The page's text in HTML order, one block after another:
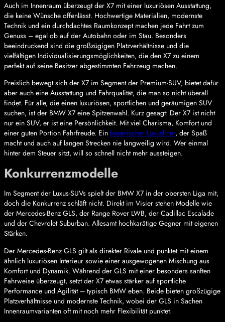
Auch im Innenraum überzeugt der X7 mit einer luxuriösen Ausstattung,
die keine Wünsche offenlässt. Hochwertige Materialien, modernste
Technik und ein durchdachtes Raumkonzept machen jede Fahrt zum
Genuss – egal ob auf der Autobahn oder im Stau. Besonders
beeindruckend sind die großzügigen Platzverhältnisse und die
vielfältigen Individualisierungsmöglichkeiten, die den X7 zu einem
perfekt auf seine Besitzer abgestimmten Fahrzeug machen.
Preislich bewegt sich der X7 im Segment der Premium-SUV, bietet dafür
aber auch eine Ausstattung und Fahrqualität, die man so nicht überall
findet. Für alle, die einen luxuriösen, sportlichen und geräumigen SUV
suchen, ist der BMW X7 eine Spitzenwahl. Kurz gesagt: Der X7 ist nicht
nur ein SUV, er ist eine Persönlichkeit. Mit viel Charisma, Komfort und
einer guten Portion Fahrfreude. Ein bayerischer Luxusliner, der Spaß
macht und auch auf langen Strecken nie langweilig wird. Wer einmal
hinter dem Steuer sitzt, will so schnell nicht mehr aussteigen.
Konkurrenzmodelle
Im Segment der Luxus-SUVs spielt der BMW X7 in der obersten Liga mit,
doch die Konkurrenz schläft nicht. Direkt im Visier stehen Modelle wie
der Mercedes-Benz GLS, der Range Rover LWB, der Cadillac Escalade
und der Chevrolet Suburban. Allesamt hochkarätige Gegner mit eigenen
Stärken.
Der Mercedes-Benz GLS gilt als direkter Rivale und punktet mit einem
ähnlich luxuriösen Interieur sowie einer ausgewogenen Mischung aus
Komfort und Dynamik. Während der GLS mit einer besonders sanften
Fahrweise überzeugt, setzt der X7 etwas stärker auf sportliche
Performance und Agilität – typisch BMW eben. Beide bieten großzügige
Platzverhältnisse und modernste Technik, wobei der GLS in Sachen
Innenraumvarianten oft mit noch mehr Flexibilität punktet.